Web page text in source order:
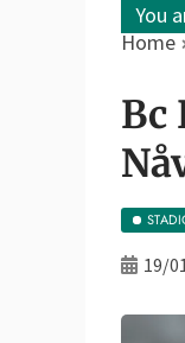
You
Home
Bc
19/